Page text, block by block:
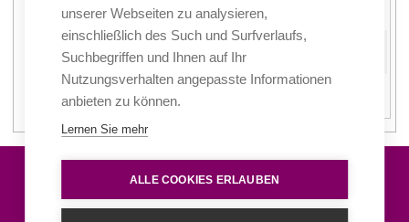
TAS.storno 10.000 P/F/G 10000 EUR
TAS.storno 12.500 P/F/G 12500 EUR
TAS.storno 15.000 P/F/G
Wir helfen Ihnen gerne weiter
unserer Webseiten zu analysieren,
einschließlich des Such und Surfverlaufs,
Suchbegriffen und Ihnen auf Ihr
Nutzungsverhalten angepasste Informationen
anbieten zu können.
Lernen Sie mehr
ALLE COOKIES ERLAUBEN